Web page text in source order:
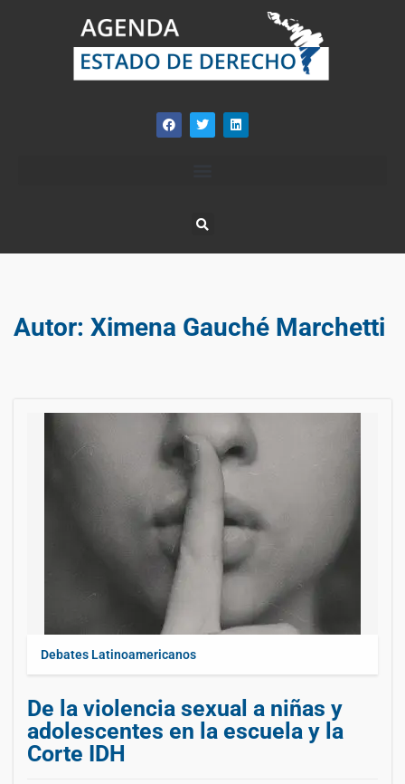
Autor: Ximena Gauché Marchetti
Debates Latinoamericanos
De la violencia sexual a niñas y
adolescentes en la escuela y la
Corte IDH